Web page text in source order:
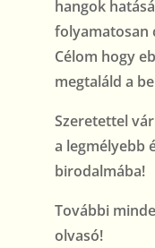
hangok
folyamatosan
Célom hogy
megtaláld a
Szeretettel
a legmélyebb
birodalmába!
További
olvasó!